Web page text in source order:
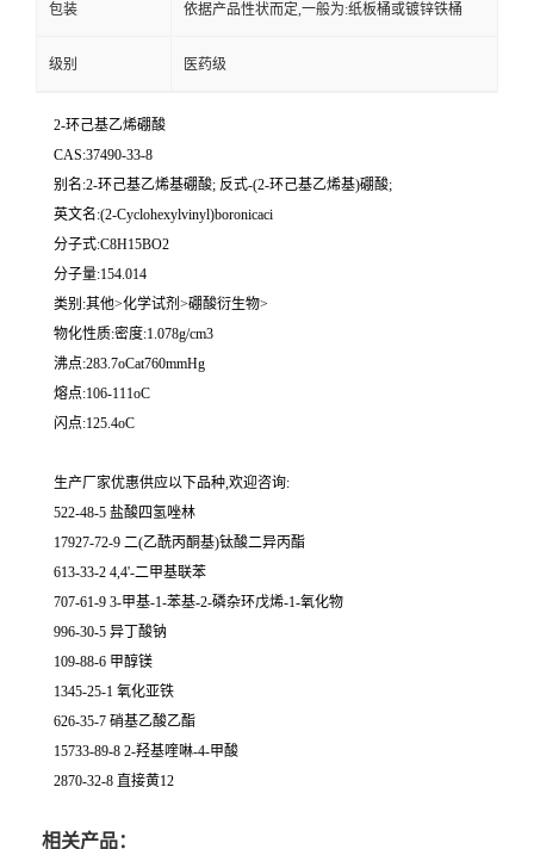
包装 依据产品性状而定,一般为:纸板桶或镀锌铁桶
级别 医药级
2-环己基乙烯硼酸
CAS:37490-33-8
别名:2-环己基乙烯基硼酸; 反式-(2-环己基乙烯基)硼酸;
英文名:(2-Cyclohexylvinyl)boronicaci
分子式:C8H15BO2
分子量:154.014
类别:其他>化学试剂>硼酸衍生物>
物化性质:密度:1.078g/cm3
沸点:283.7oCat760mmHg
熔点:106-111oC
闪点:125.4oC
生产厂家优惠供应以下品种,欢迎咨询:
522-48-5 盐酸四氢唑林
17927-72-9 二(乙酰丙酮基)钛酸二异丙酯
613-33-2 4,4'-二甲基联苯
707-61-9 3-甲基-1-苯基-2-磷杂环戊烯-1-氧化物
996-30-5 异丁酸钠
109-88-6 甲醇镁
1345-25-1 氧化亚铁
626-35-7 硝基乙酸乙酯
15733-89-8 2-羟基喹啉-4-甲酸
2870-32-8 直接黄12
相关产品：